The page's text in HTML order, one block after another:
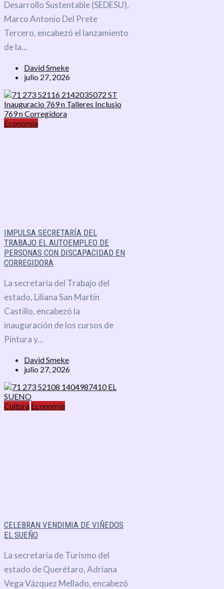
Desarrollo Sustentable (SEDESU),
Marco Antonio Del Prete
Tercero, encabezó el lanzamiento
de la...
David Smeke
julio 27, 2026
Economía
IMPULSA SECRETARÍA DEL
TRABAJO EL AUTOEMPLEO DE
PERSONAS CON DISCAPACIDAD EN
CORREGIDORA
La secretaria del Trabajo del
estado, Liliana San Martín
Castillo, encabezó la
inauguración de los cursos de
Pintura y...
David Smeke
julio 27, 2026
Cultura Economía
CELEBRAN VENDIMIA DE VIÑEDOS
EL SUEÑO
La secretaria de Turismo del
estado de Querétaro, Adriana
Vega Vázquez Mellado, encabezó